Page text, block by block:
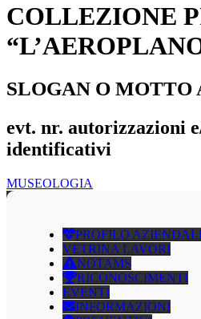
COLLEZIONE
SLOGAN O
evt. nr. autorizzazioni
identificativi
MUSEOLOGIA
PROFILO
VETRINA LAVORI
NOTAMS
RICONOSCIMENTI
EVENTI
INFORMAZIONI